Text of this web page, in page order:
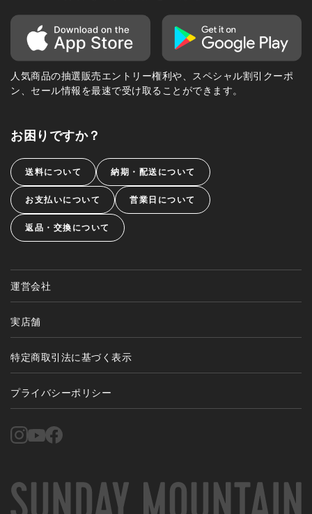
人気商品の抽選販売エントリー権利や、スペシャル割引クーポ
ン、セール情報を最速で受け取ることができます。
お困りですか？
送料について 納期・配送について
お支払いについて 営業日について
返品・交換について
運営会社
実店舗
特定商取引法に基づく表示
プライバシーポリシー